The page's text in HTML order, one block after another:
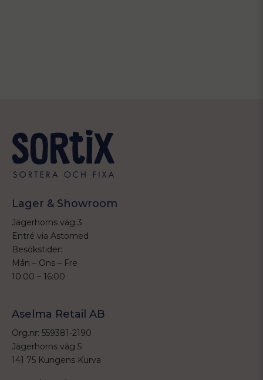
Lager & Showroom
Jägerhorns väg 3
Entré via Astomed
Besökstider:
Mån – Ons – Fre
10:00 – 16:00
Aselma Retail AB
Org.nr: 559381-2190
Jägerhorns väg 5
141 75 Kungens Kurva